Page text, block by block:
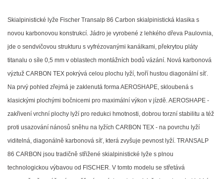
Skialpinistické lyže Fischer Transalp 86 Carbon skialpinistická klasika s
novou karbonovou konstrukcí. Jádro je vyrobené z lehkého dřeva Paulovnia,
jde o sendvičovou strukturu s vyfrézovanými kanálkami, překrytou pláty
titanalu o síle 0,5 mm v oblastech montážních bodů vázání. Nová karbonová
výztuž CARBON TEX pokrývá celou plochu lyží, tvoří hustou diagonální síť.
Na prvý pohled zřejmá je zaklenutá forma AEROSHAPE, skloubená s
klasickými plochými bočnicemi pro maximální výkon v jízdě. AEROSHAPE -
zakřivení vrchní plochy lyží pro redukci hmotnosti, dobrou torzní stabilitu a též
proti usazování nánosů sněhu na lyžích CARBON TEX - na povrchu lyží
viditelná, diagonálně karbonová síť, která zvyšuje pevnost lyží. TRANSALP
86 CARBON jsou tradičně střižené skialpinistické lyže s plnou
technologickou výbavou od FISCHER. V tomto modelu se střetává